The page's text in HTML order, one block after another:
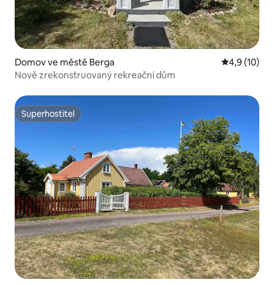
Domov ve městě Berga Průměrné
4,9 (10)
Nově zrekonstruovaný rekreační dům
Superhostitel
Superhostitel